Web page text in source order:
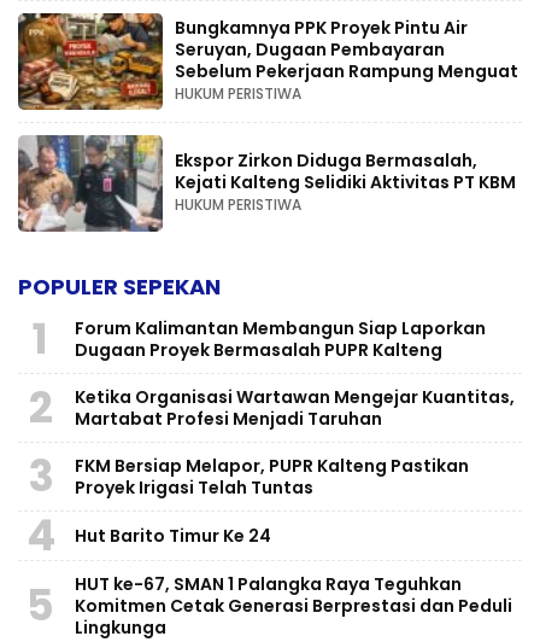
Bungkamnya PPK Proyek Pintu Air
Seruyan, Dugaan Pembayaran
Sebelum Pekerjaan Rampung Menguat
HUKUM PERISTIWA
Ekspor Zirkon Diduga Bermasalah,
Kejati Kalteng Selidiki Aktivitas PT KBM
HUKUM PERISTIWA
POPULER SEPEKAN
1
Forum Kalimantan Membangun Siap Laporkan
Dugaan Proyek Bermasalah PUPR Kalteng
2
Ketika Organisasi Wartawan Mengejar Kuantitas,
Martabat Profesi Menjadi Taruhan
3
FKM Bersiap Melapor, PUPR Kalteng Pastikan
Proyek Irigasi Telah Tuntas
4 Hut Barito Timur Ke 24
5
HUT ke-67, SMAN 1 Palangka Raya Teguhkan
Komitmen Cetak Generasi Berprestasi dan Peduli
Lingkunga